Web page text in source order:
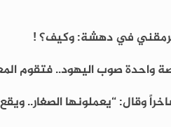
في دهشة: وكيف؟ !
واحدة صوب اليهود.. فتقوم
وقال: “يعملونها الصغار..